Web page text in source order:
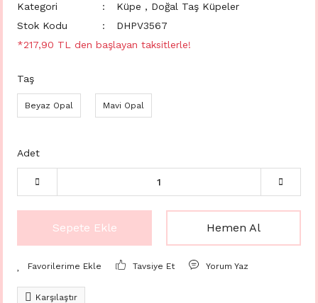
Kategori Küpe , Doğal Taş Küpeler
Stok Kodu
DHPV3567
*217,90 TL den başlayan taksitlerle!
Taş
Beyaz Opal Mavi Opal
Adet
Sepete Ekle Hemen Al
Tavsiye Et Yorum Yaz
Karşılaştır